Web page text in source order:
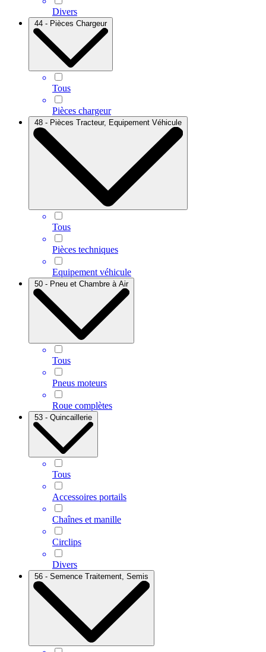
Divers
44 - Pièces Chargeur
Tous
Pièces chargeur
48 - Pièces Tracteur, Equipement Véhicule
Tous
Pièces techniques
Equipement véhicule
50 - Pneu et Chambre à Air
Tous
Pneus moteurs
Roue complètes
53 - Quincaillerie
Tous
Accessoires portails
Chaînes et manille
Circlips
Divers
56 - Semence Traitement, Semis